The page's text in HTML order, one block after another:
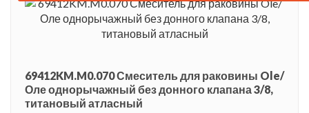
69412KM.M0.070 Смеситель для раковины Ole/
Оле однорычажный без донного клапана 3/8,
титановый атласный